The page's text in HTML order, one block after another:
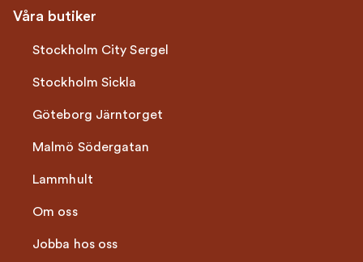
Våra butiker
Stockholm City Sergel
Stockholm Sickla
Göteborg Järntorget
Malmö Södergatan
Lammhult
Om oss
Jobba hos oss